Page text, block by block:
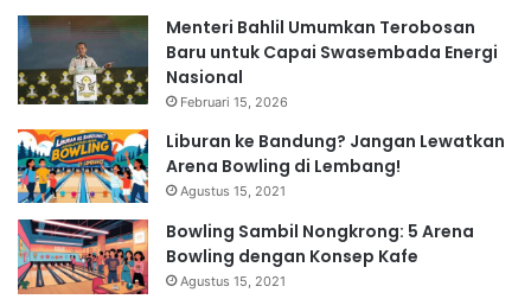
Menteri Bahlil Umumkan Terobosan
Baru untuk Capai Swasembada Energi
Nasional
Februari 15, 2026
Liburan ke Bandung? Jangan Lewatkan
Arena Bowling di Lembang!
Agustus 15, 2021
Bowling Sambil Nongkrong: 5 Arena
Bowling dengan Konsep Kafe
Agustus 15, 2021